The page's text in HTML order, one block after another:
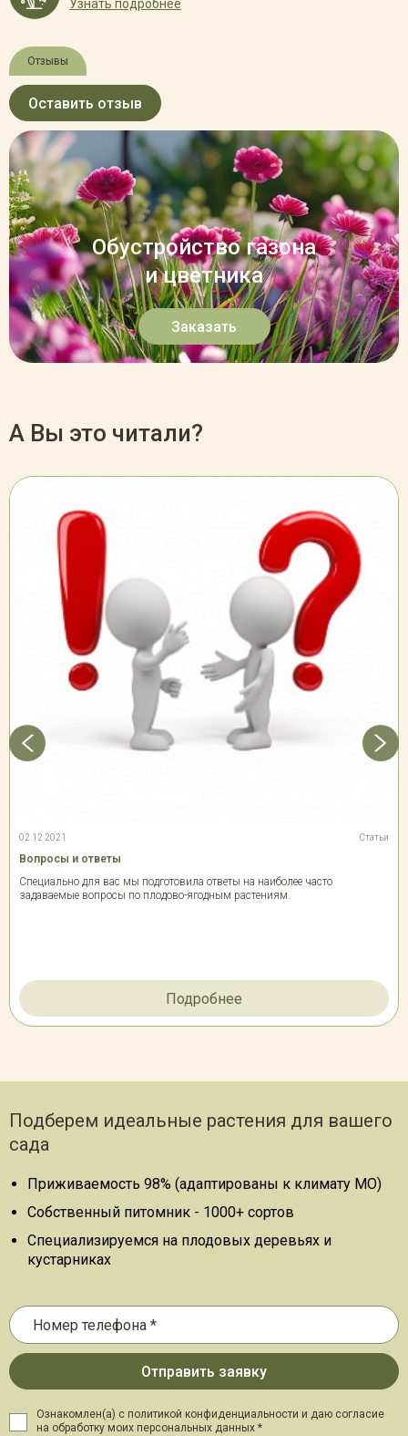
Узнать подробнее
Отзывы
Оставить отзыв
Обустройство газона
и цветника
Заказать
А Вы это читали?
02.12.2021 Статьи
Вопросы и ответы
Специально для вас мы подготовила ответы на наиболее часто
задаваемые вопросы по плодово-ягодным растениям.
Подробнее
Подберем идеальные растения для вашего
сада
Приживаемость 98% (адаптированы к климату МО)
Собственный питомник - 1000+ сортов
Специализируемся на плодовых деревьях и
кустарниках
Ознакомлен(а) с политикой конфиденциальности и даю согласие
на обработку моих персональных данных *